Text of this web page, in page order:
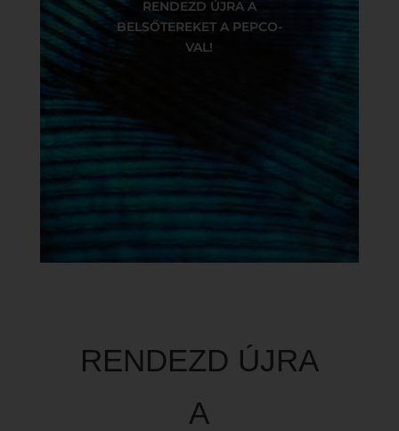
RENDEZD ÚJRA A
BELSŐTEREKET A PEPCO-
VAL!
RENDEZD ÚJRA
A